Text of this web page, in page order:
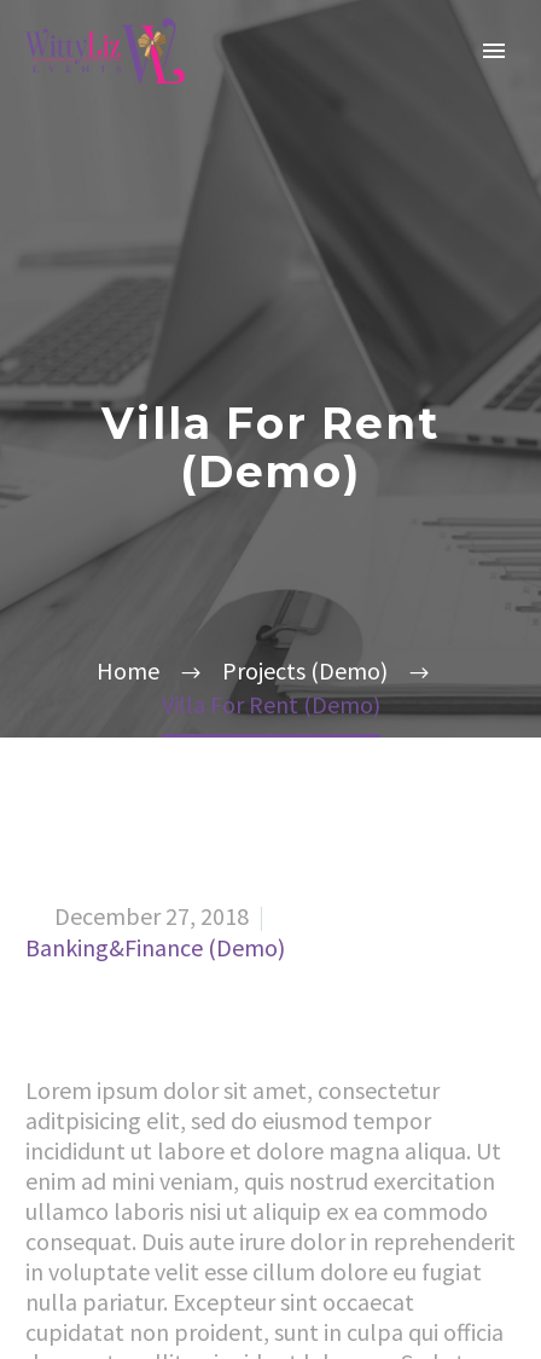
Villa For Rent
(Demo)
Home
Projects (Demo)
Villa For Rent (Demo)
December 27, 2018
Banking&Finance (Demo)
Lorem ipsum dolor sit amet, consectetur
aditpisicing elit, sed do eiusmod tempor
incididunt ut labore et dolore magna aliqua. Ut
enim ad mini veniam, quis nostrud exercitation
ullamco laboris nisi ut aliquip ex ea commodo
consequat. Duis aute irure dolor in reprehenderit
in voluptate velit esse cillum dolore eu fugiat
nulla pariatur. Excepteur sint occaecat
cupidatat non proident, sunt in culpa qui officia